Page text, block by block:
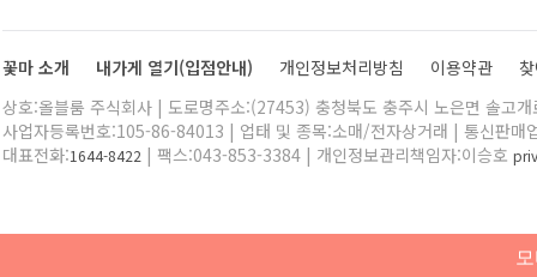
꽃마 소개 내가게 열기(입점안내) 개인정보처리방침 이용약관
상호:올블룸 주식회사 | 도로명주소:(27453) 충청북도 충주시 노은면 솔고
사업자등록번호:105-86-84013 | 업태 및 종목:소매/전자상거래 | 통신판매
대표전화:1644-8422 | 팩스:043-853-3384 | 개인정보관리책임자:이승호